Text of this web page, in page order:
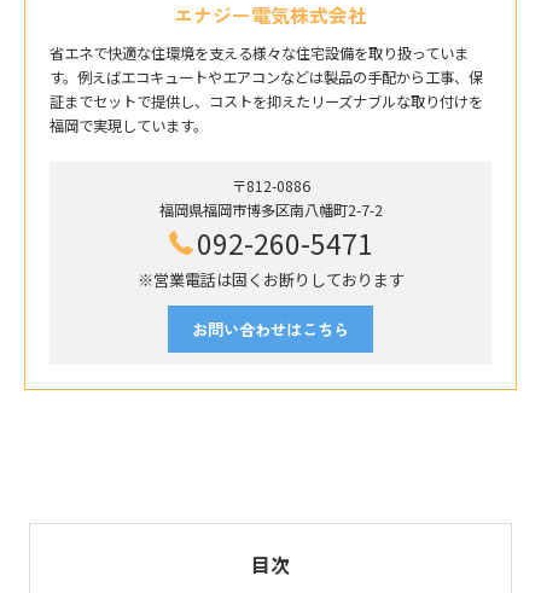
エナジー電気株式会社
省エネで快適な住環境を支える様々な住宅設備を取り扱っていま
す。例えばエコキュートやエアコンなどは製品の手配から工事、保
証までセットで提供し、コストを抑えたリーズナブルな取り付けを
福岡で実現しています。
〒812-0886
福岡県福岡市博多区南八幡町2-7-2
092-260-5471
※営業電話は固くお断りしております
お問い合わせはこちら
目次